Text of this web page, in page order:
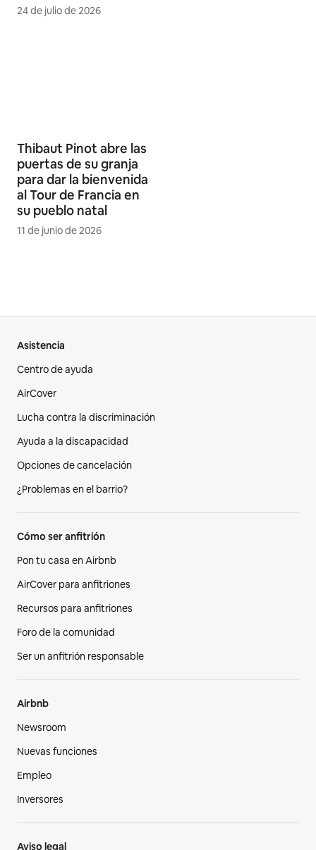
24 de julio de 2026
Thibaut Pinot abre las
puertas de su granja
para dar la bienvenida
al Tour de Francia en
su pueblo natal
11 de junio de 2026
Asistencia
Centro de ayuda
AirCover
Lucha contra la discriminación
Ayuda a la discapacidad
Opciones de cancelación
¿Problemas en el barrio?
Cómo ser anfitrión
Pon tu casa en Airbnb
AirCover para anfitriones
Recursos para anfitriones
Foro de la comunidad
Ser un anfitrión responsable
Airbnb
Newsroom
Nuevas funciones
Empleo
Inversores
Aviso legal